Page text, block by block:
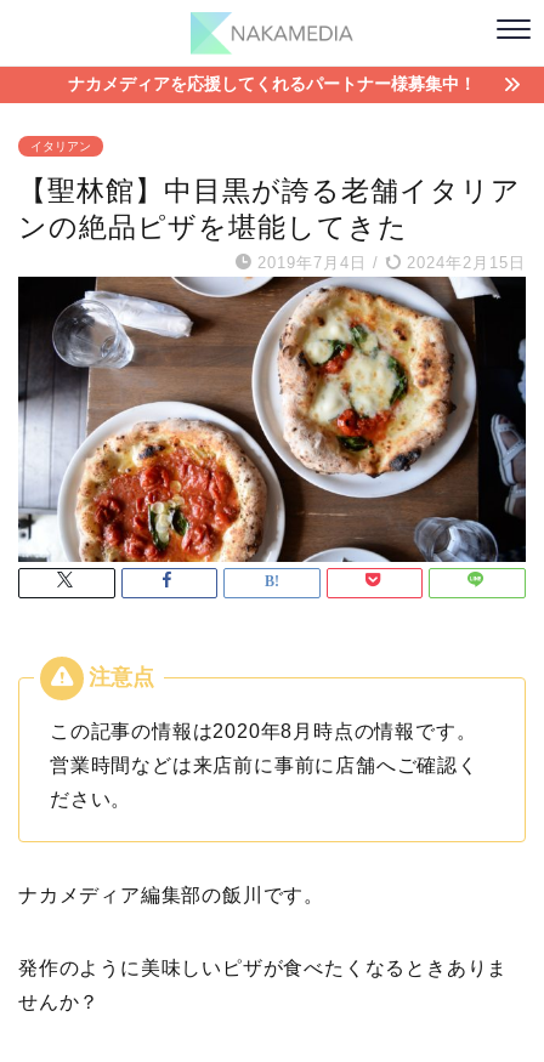
ナカメディアを応援してくれるパートナー様募集中！
イタリアン
【聖林館】中目黒が誇る老舗イタリア
ンの絶品ピザを堪能してきた
2019年7月4日 / 2024年2月15日
この記事の情報は2020年8月時点の情報です。
営業時間などは来店前に事前に店舗へご確認く
ださい。
ナカメディア編集部の飯川です。
発作のように美味しいピザが食べたくなるときありま
せんか？